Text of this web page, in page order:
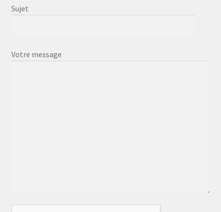
Sujet
Votre message